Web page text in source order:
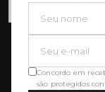
Concordo em
são protegidos
Inscrever-se